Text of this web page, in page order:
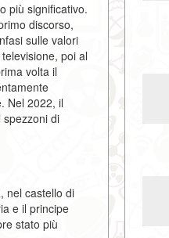
più significativo.
discorso,
sulle valori
poi al
volta il
Nel 2022, il
di
nel castello di
e il principe
stato più